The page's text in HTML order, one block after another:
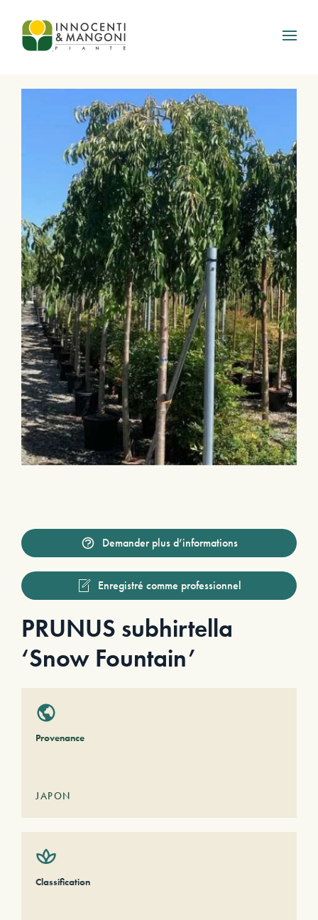
Skip to main content
Demander plus d’informations
Enregistré comme professionnel
PRUNUS subhirtella
‘Snow Fountain’
Provenance
JAPON
Classification